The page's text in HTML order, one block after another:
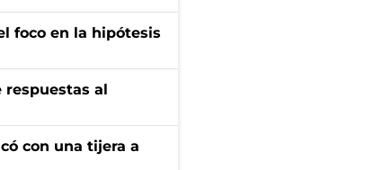
foco en la hipótesis
respuestas al
con una tijera a